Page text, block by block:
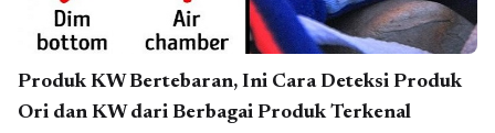
Produk KW Bertebaran, Ini Cara Deteksi Produk
Ori dan KW dari Berbagai Produk Terkenal